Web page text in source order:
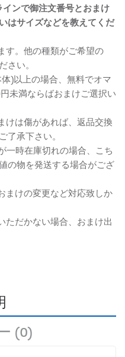
ンで御注文番号とおまけ
はサイズなどを教えてくだ
す。他の種類がご希望の
さい。
)以上の場合、無料でオマ
未満ならばおまけご選択い
けは傷があれば、返品交換
了承下さい。
一時在庫切れの場合、こち
の物を発送する場合がござ
まけの変更など対応致しか
ただかない場合、おまけ出
(0)